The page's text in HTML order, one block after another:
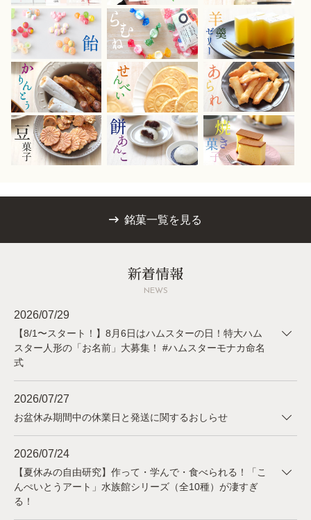
銘菓一覧を見る
新着情報
NEWS
2026/07/29
【8/1〜スタート！】8月6日はハムスターの日！特大ハム
スター人形の「お名前」大募集！ #ハムスターモナカ命名
式
2026/07/27
お盆休み期間中の休業日と発送に関するおしらせ
2026/07/24
【夏休みの自由研究】作って・学んで・食べられる！「こ
んぺいとうアート」水族館シリーズ（全10種）が凄すぎ
る！